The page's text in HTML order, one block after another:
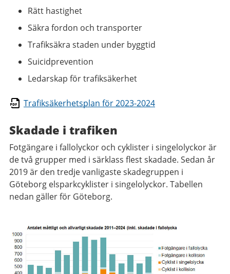
Rätt hastighet
Säkra fordon och transporter
Trafiksäkra staden under byggtid
Suicidprevention
Ledarskap för trafiksäkerhet
Trafiksäkerhetsplan för 2023-2024
Skadade i trafiken
Fotgängare i fallolyckor och cyklister i singelolyckor är
de två grupper med i särklass flest skadade. Sedan år
2019 är den tredje vanligaste skadegruppen i
Göteborg elsparkcyklister i singelolyckor. Tabellen
nedan gäller för Göteborg.